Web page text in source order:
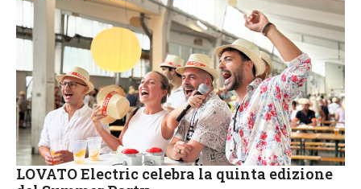
LOVATO Electric celebra la quinta edizione